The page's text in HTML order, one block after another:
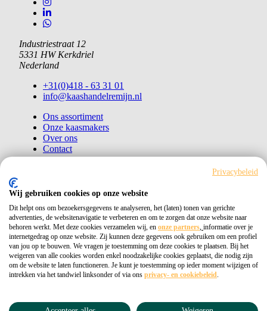
Privacybeleid
Wij gebruiken cookies op onze website
Dit helpt ons om bezoekersgegevens te analyseren, het (laten) tonen van gerichte
advertenties, de websitenavigatie te verbeteren en om te zorgen dat onze website naar
behoren werkt. Met deze cookies verzamelen wij, en onze partners, informatie over je
internetgedrag op onze website. Zij kunnen deze gegevens ook gebruiken om een profiel
van jou op te bouwen. We vragen je toestemming om deze cookies te plaatsen. Bij het
weigeren van alle cookies worden enkel noodzakelijke cookies geplaatst, die nodig zijn
om de website te laten functioneren. Je kunt je toestemming op ieder moment wijzigen of
intrekken via het tandwiel linksonder of via ons privacy- en cookiebeleid.
Industriestraat 12
5331 HW Kerkdriel
Nederland
+31(0)418 - 63 31 01
info@kaashandelremijn.nl
Ons assortiment
Onze kaasmakers
Over ons
Contact
Copyright © 2026 Kaashandel Remijn
Kvk 11026405
Privacybeleid